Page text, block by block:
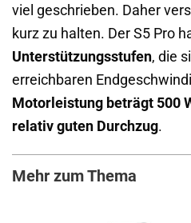
viel geschrieben. Daher
kurz zu halten. Der S5 Pro
Unterstützungsstufen, die
erreichbaren
Motorleistung beträgt 500
relativ guten Durchzug.
Mehr zum Thema